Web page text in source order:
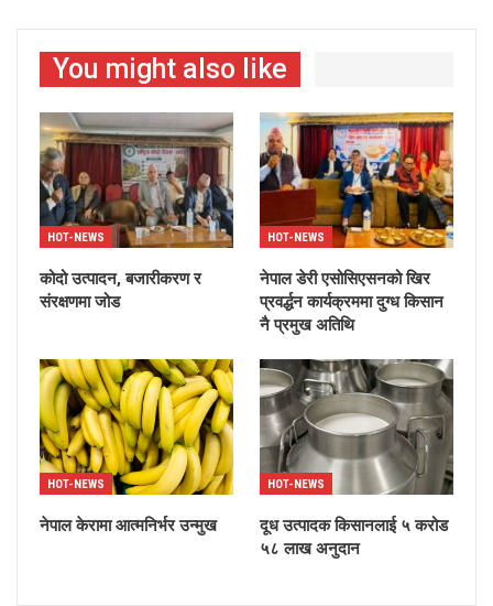
You might also like
HOT-NEWS
कोदो उत्पादन, बजारीकरण र
संरक्षणमा जोड
HOT-NEWS
नेपाल डेरी एसोसिएसनको खिर
प्रवर्द्धन कार्यक्रममा दुग्ध किसान
नै प्रमुख अतिथि
HOT-NEWS
नेपाल केरामा आत्मनिर्भर उन्मुख
HOT-NEWS
दूध उत्पादक किसानलाई ५ करोड
५८ लाख अनुदान